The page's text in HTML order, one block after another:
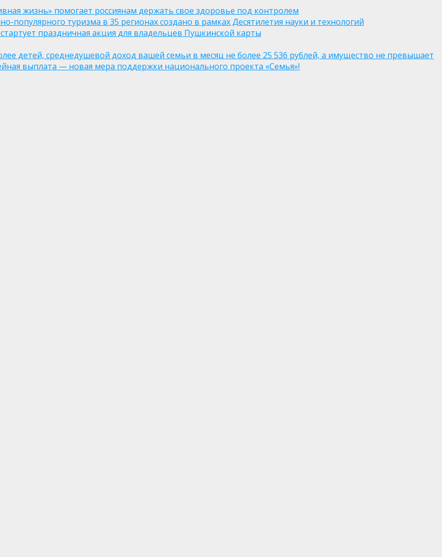
жизнь» помогает россиянам держать свое здоровье под контролем
туризма в 35 регионах создано в рамках Десятилетия науки и технологий
праздничная акция для владельцев Пушкинской карты
детей, среднедушевой доход вашей семьи в месяц не более 25 536 рублей, а имущество не превышает
выплата — новая мера поддержки национального проекта «Семья»!